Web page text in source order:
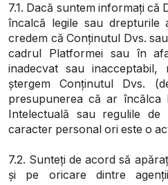
7.1. Dacă suntem informați că
încalcă legile sau drepturile
credem că Conținutul Dvs.
cadrul Platformei sau în
inadecvat sau
ștergem Conținutul Dvs. (
presupunerea că ar încălca
Intelectuală sau regulile
caracter personal ori este o
7.2. Sunteți de acord să
și pe oricare dintre